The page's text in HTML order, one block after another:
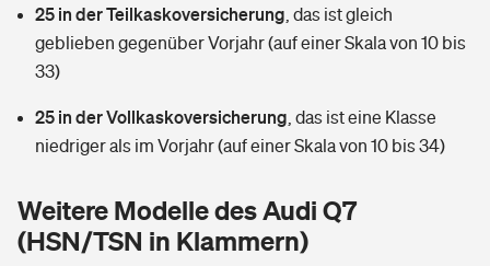
Sie haben Fragen?
Restkreditversicherung
Hochwasser-Check: Wie gefährdet ist Ihr Haus?
Reiseversicherung
Hundehalter-Haftpflicht
Private Cyberversicherung
Tools
Wer versichert was: Jetzt Versicherer finden
Sie haben Fragen?
Rentenrechner: Wie viel Geld bekomme ich im Alter?
25 in der Teilkaskoversicherung das ist gleich
geblieben gegenüber Vorjahr (auf einer Skala von 10 bis
33)
25 in der Vollkaskoversicherung das ist eine Klasse
niedriger als im Vorjahr (auf einer Skala von 10 bis 34)
Weitere Modelle des Audi Q7
(HSN/TSN in Klammern)